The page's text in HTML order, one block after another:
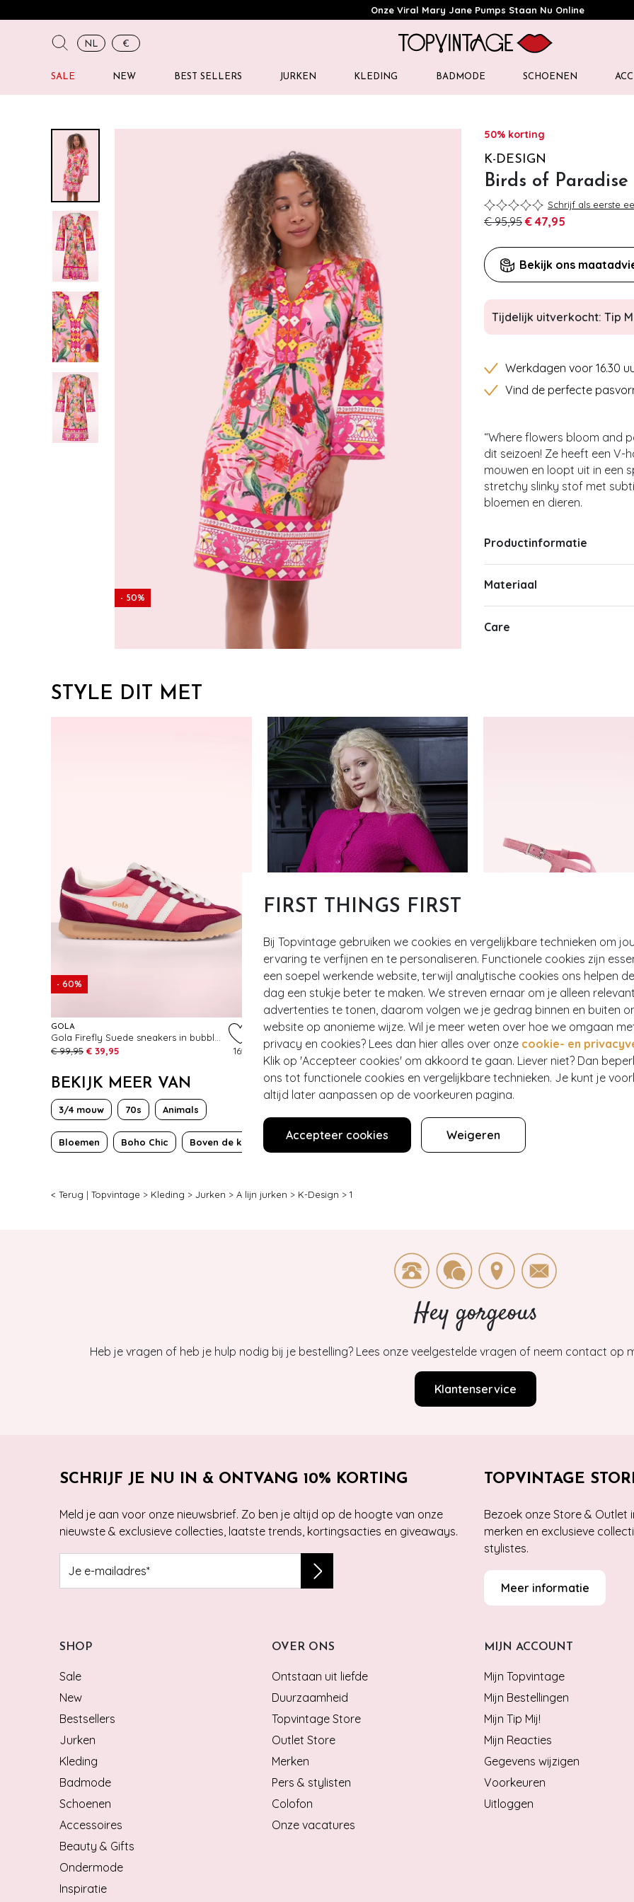
FIRST THINGS FIRST
Bij Topvintage gebruiken we cookies en vergelijkbare technieken om
ervaring te verfijnen en te personaliseren. Functionele cookies zijn
een soepel werkende website, terwijl analytische cookies ons helpen
dag een stukje beter te maken. We streven ernaar om je alleen
advertenties te tonen, daarom volgen we je gedrag binnen en buiten
website op anonieme wijze. Wil je meer weten over hoe we omgaan
privacy en cookies? Lees dan hier alles over onze cookie- en
Klik op 'Accepteer cookies' om akkoord te gaan. Liever niet? Dan
ons tot functionele cookies en vergelijkbare technieken. Je kunt je
altijd later aanpassen op de voorkeuren pagina.
Accepteer cookies Weigeren
Onze Viral Mary Jane Pumps Staan Nu Online
NL €
SALE NEW BEST SELLERS JURKEN KLEDING BADMODE SCHOENEN
- 50%
50% korting
K-DESIGN
Birds of
Schrijf als eerste
€ 95,95 € 47,95
Bekijk ons
Tijdelijk uitverkocht: Tip
Werkdagen voor 16.30
Vind de perfecte
“Where flowers bloom and
dit seizoen! Ze heeft een V-
mouwen en loopt uit in een
stretchy slinky stof met
bloemen en dieren.
Productinformatie
Materiaal
Care
STYLE DIT MET
- 60%
GOLA
Gola Firefly Suede sneakers in bubblegum
€ 99,95 € 39,95 165
BANNED RETRO
Fara katoenen vest in magenta
€ 39,95
224
TAMARIS
Saraya sandaaltjes in roze combi
€ 79,95
€ 39,95
BEKIJK MEER VAN
3/4 mouw 70s Animals
Bloemen Boho Chic Boven de knie
< Terug | Topvintage > Kleding > Jurken > A lijn jurken > K-Design > 1
Hey gorgeous
Heb je vragen of heb je hulp nodig bij je bestelling? Lees onze veelgestelde vragen of neem contact op
Klantenservice
SCHRIJF JE NU IN & ONTVANG 10% KORTING
Meld je aan voor onze nieuwsbrief. Zo ben je altijd op de hoogte van onze
nieuwste & exclusieve collecties, laatste trends, kortingsacties en giveaways.
TOPVINTAGE
Bezoek onze Store & Outlet
merken en exclusieve
stylistes.
Meer informatie
SHOP
Sale
New
Bestsellers
Jurken
Kleding
Badmode
Schoenen
Accessoires
Beauty & Gifts
Ondermode
Inspiratie
OVER ONS
Ontstaan uit liefde
Duurzaamheid
Topvintage Store
Outlet Store
Merken
Pers & stylisten
Colofon
Onze vacatures
MIJN ACCOUNT
Mijn Topvintage
Mijn Bestellingen
Mijn Tip Mij!
Mijn Reacties
Gegevens wijzigen
Voorkeuren
Uitloggen